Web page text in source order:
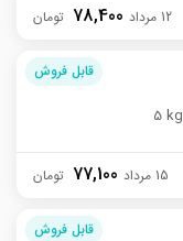
78,400 12 مرداد
قابل فروش
5 kg
77,100 15 مرداد
قابل فروش